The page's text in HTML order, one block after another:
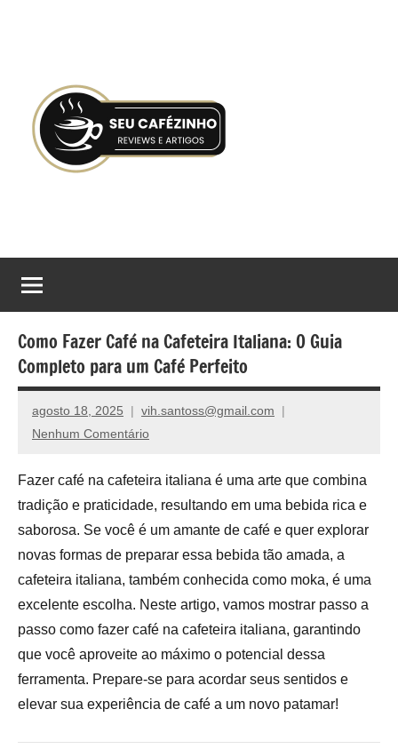
conteúdo
Seu
Cafézinho
tomar
boas
decisões
no
processo
compras,
venha
nossos
reviews
Como Fazer Café na Cafeteira Italiana: O Guia
Completo para um Café Perfeito
agosto 18, 2025
vih.santoss@gmail.com
Nenhum Comentário
Fazer café na cafeteira italiana é uma arte que combina
tradição e praticidade, resultando em uma bebida rica e
saborosa. Se você é um amante de café e quer explorar
novas formas de preparar essa bebida tão amada, a
cafeteira italiana, também conhecida como moka, é uma
excelente escolha. Neste artigo, vamos mostrar passo a
passo como fazer café na cafeteira italiana, garantindo
que você aproveite ao máximo o potencial dessa
ferramenta. Prepare-se para acordar seus sentidos e
elevar sua experiência de café a um novo patamar!